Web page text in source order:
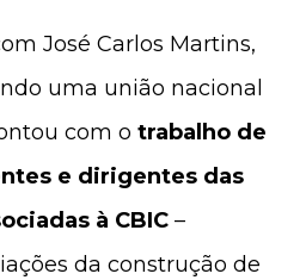
José Carlos Martins,
uma união nacional
com o trabalho de
e dirigentes das
à CBIC –
da construção de